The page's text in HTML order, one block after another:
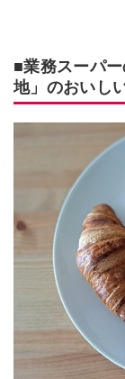
■業務スーパ
地」のおいし